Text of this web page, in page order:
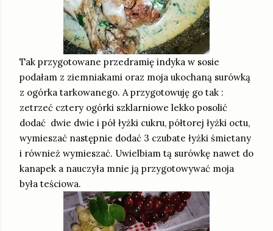
Tak przygotowane przedramię indyka w sosie
podałam z ziemniakami oraz moja ukochaną surówką
z ogórka tarkowanego. A przygotowuję go tak :
zetrzeć cztery ogórki szklarniowe lekko posolić
dodać dwie dwie i pół łyżki cukru, półtorej łyżki octu,
wymieszać następnie dodać 3 czubate łyżki śmietany
i również wymieszać. Uwielbiam tą surówkę nawet do
kanapek a nauczyła mnie ją przygotowywać moja
była teściowa.